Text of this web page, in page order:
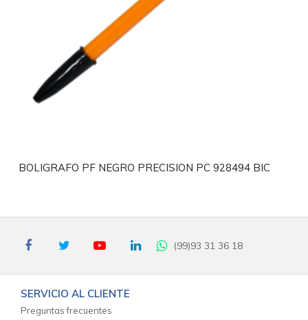
BOLIGRAFO PF NEGRO PRECISION PC 928494 BIC
(99)93 31 36 18
SERVICIO AL CLIENTE
Preguntas frecuentes